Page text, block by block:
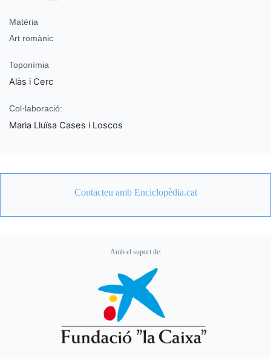
Matèria
Art romànic
Toponímia
Alàs i Cerc
Col·laboració:
Maria Lluïsa Cases i Loscos
Contacteu amb Enciclopèdia.cat
Amb el suport de: